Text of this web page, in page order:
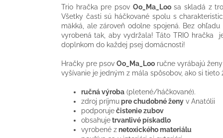
Trio hračka pre psov Oo_Ma_Loosa skladá z
Všetky časti sú háčkované spolu s
mäkká, ale zároveň odolne spojená. Bez
vyrobená tak, aby vydržala! Táto TRIO hračka
doplnkom do každej psej domácnosti!
Hračky pre psovOo_Ma_Loo ručne vyrábajú
vyšívanie je jedným z mála spôsobov, ako si tieto
ručná výroba (pletené/háčkované).
zdroj príjmupre chudobné ženy v Anatólii
podporuječistenie zubov
obsahujetrvanlivé pískadlo
vyrobené znetoxického materiálu